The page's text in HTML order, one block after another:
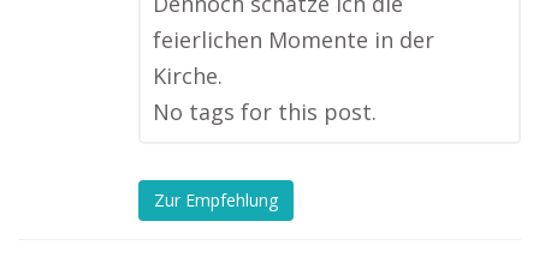
feierlichen Momente in der
Kirche.
No tags for this post.
Zur Empfehlung